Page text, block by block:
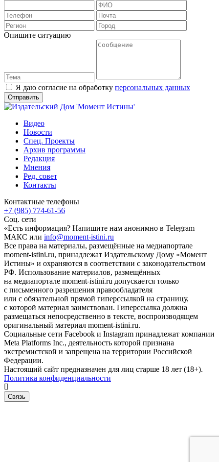
Опишите ситуацию
Я даю согласие на обработку персональных данных
Видео
Новости
Спец. Проекты
Архив программы
Редакция
Мнения
Ред. совет
Контакты
Контактные телефоны
+7 (985) 774-61-56
Соц. сети
«Есть информация? Напишите нам анонимно в Telegram
МАКС или info@moment-istini.ru
Все права на материалы, размещённые на медиапортале
moment-istini.ru, принадлежат Издательскому Дому «Момент
Истины» и охраняются в соответствии с законодательством
РФ. Использование материалов, размещённых
на медиапортале moment-istini.ru допускается только
с письменного разрешения правообладателя
или с обязательной прямой гиперссылкой на страницу,
с которой материал заимствован. Гиперссылка должна
размещаться непосредственно в тексте, воспроизводящем
оригинальный материал moment-istini.ru.
Социальные сети Facebook и Instagram принадлежат компании
Meta Platforms Inc., деятельность которой признана
экстремистской и запрещена на территории Российской
Федерации.
Настоящий сайт предназначен для лиц старше 18 лет (18+).
Политика конфиденциальности
Связь